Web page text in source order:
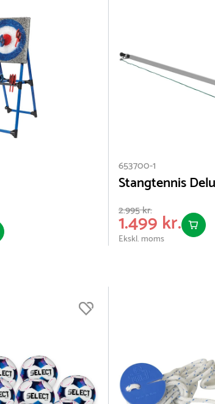
653700-1
Stangtennis
2.995 kr.
1.499 kr.
Ekskl. moms